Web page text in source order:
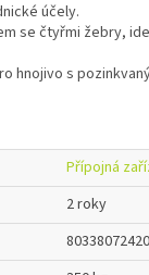
účely.
se čtyřmi žebry,
hnojivo s
Přípojná
2 roky